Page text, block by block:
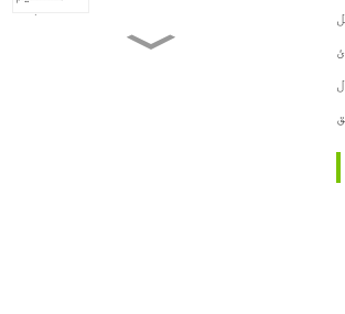
Pleurotus Ostreatu Oyster